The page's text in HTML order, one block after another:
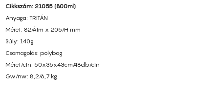
Cikkszám: 21055 (800ml)
Anyaga: TRITÁN
Méret: 82/Átm x 205/H mm
Súly: 140g
Csomagolás: polybag
Méret/ctn: 50x35x43cm/48db/ctn
Gw/nw: 8,2/6,7 kg